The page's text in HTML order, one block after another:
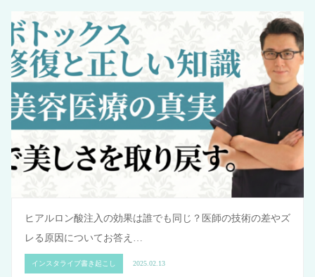
ヒアルロン酸注入の効果は誰でも同じ？医師の技術の差やズ
レる原因についてお答え…
インスタライブ書き起こし 2025.02.13